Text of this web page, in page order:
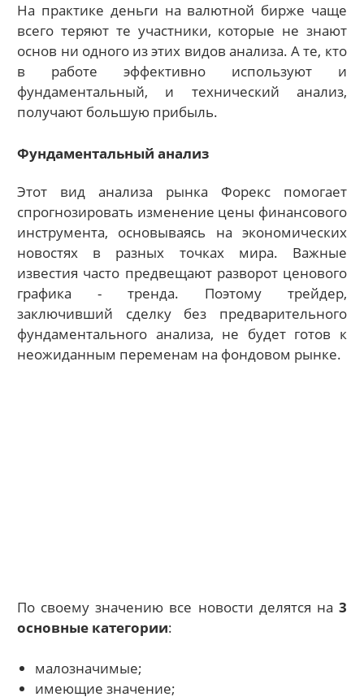
На практике деньги на валютной бирже чаще
всего теряют те участники, которые не знают
основ ни одного из этих видов анализа. А те, кто
в работе эффективно используют и
фундаментальный, и технический анализ,
получают большую прибыль.
Фундаментальный анализ
Этот вид анализа рынка Форекс помогает
спрогнозировать изменение цены финансового
инструмента, основываясь на экономических
новостях в разных точках мира. Важные
известия часто предвещают разворот ценового
графика - тренда. Поэтому трейдер,
заключивший сделку без предварительного
фундаментального анализа, не будет готов к
неожиданным переменам на фондовом рынке.
По своему значению все новости делятся на 3
основные категории:
малозначимые;
имеющие значение;